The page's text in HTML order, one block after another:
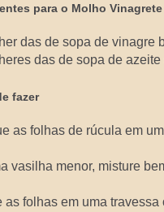
para o Molho Vinagrete
das de sopa de vinagre
das de sopa de azeite
fazer
as folhas de rúcula em
vasilha menor, misture
as folhas em uma